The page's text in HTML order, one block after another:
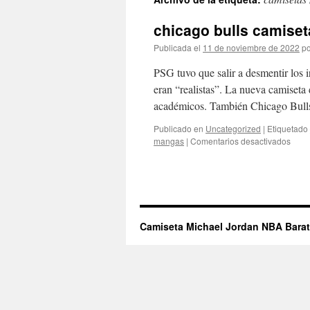
contenido
chicago bulls
Publicada el 11 de noviembre de 2022
PSG tuvo que salir a desmentir los
eran “realistas”. La nueva
académicos. También Chicago
Publicado en Uncategorized | Etiquetado
mangas | Comentarios desactivadosen
Camiseta Michael Jordan NBA